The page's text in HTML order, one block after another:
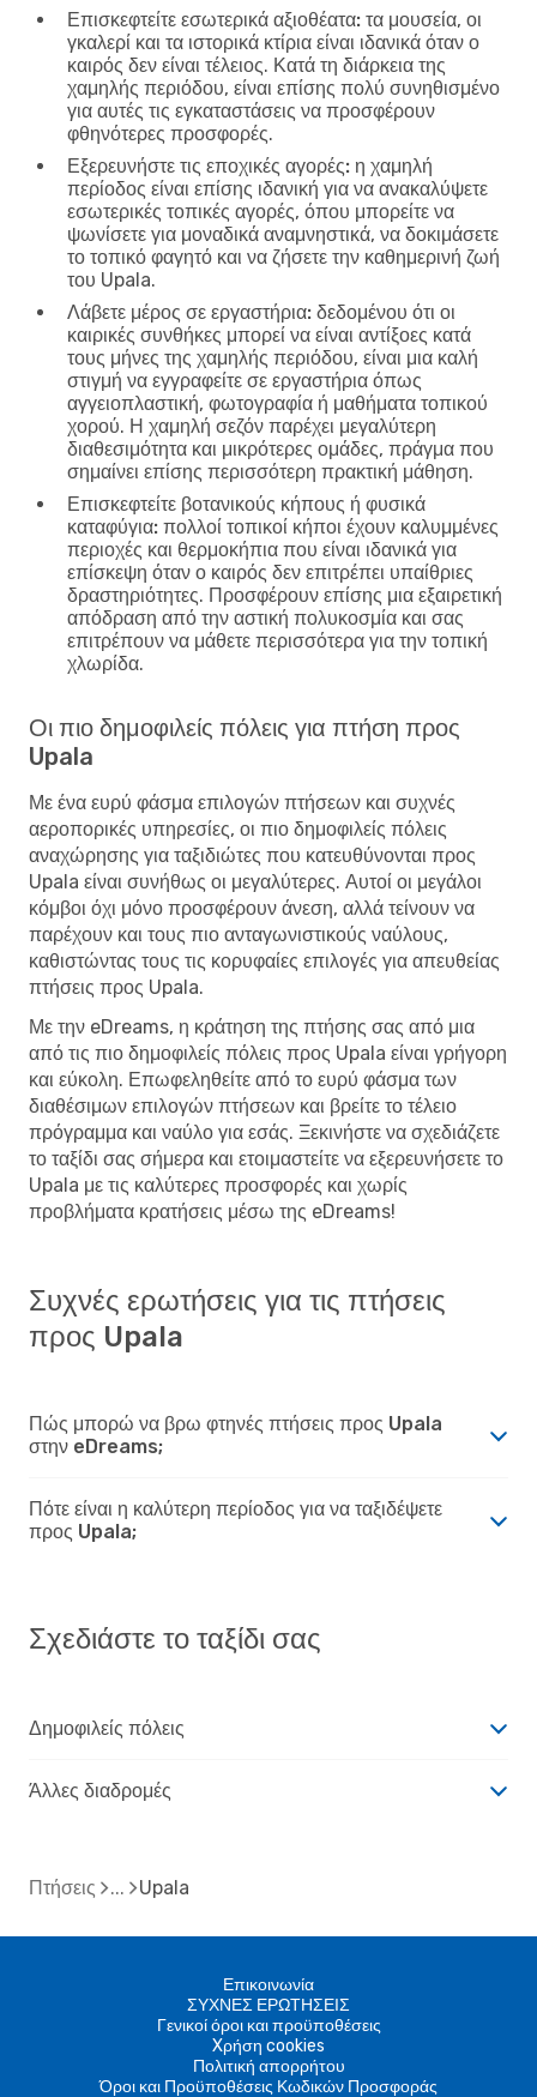
Επισκεφτείτε εσωτερικά αξιοθέατα: τα μουσεία, οι
γκαλερί και τα ιστορικά κτίρια είναι ιδανικά όταν ο
καιρός δεν είναι τέλειος. Κατά τη διάρκεια της
χαμηλής περιόδου, είναι επίσης πολύ συνηθισμένο
για αυτές τις εγκαταστάσεις να προσφέρουν
φθηνότερες προσφορές.
Εξερευνήστε τις εποχικές αγορές: η χαμηλή
περίοδος είναι επίσης ιδανική για να ανακαλύψετε
εσωτερικές τοπικές αγορές, όπου μπορείτε να
ψωνίσετε για μοναδικά αναμνηστικά, να δοκιμάσετε
το τοπικό φαγητό και να ζήσετε την καθημερινή ζωή
του Upala.
Λάβετε μέρος σε εργαστήρια: δεδομένου ότι οι
καιρικές συνθήκες μπορεί να είναι αντίξοες κατά
τους μήνες της χαμηλής περιόδου, είναι μια καλή
στιγμή να εγγραφείτε σε εργαστήρια όπως
αγγειοπλαστική, φωτογραφία ή μαθήματα τοπικού
χορού. Η χαμηλή σεζόν παρέχει μεγαλύτερη
διαθεσιμότητα και μικρότερες ομάδες, πράγμα που
σημαίνει επίσης περισσότερη πρακτική μάθηση.
Επισκεφτείτε βοτανικούς κήπους ή φυσικά
καταφύγια: πολλοί τοπικοί κήποι έχουν καλυμμένες
περιοχές και θερμοκήπια που είναι ιδανικά για
επίσκεψη όταν ο καιρός δεν επιτρέπει υπαίθριες
δραστηριότητες. Προσφέρουν επίσης μια εξαιρετική
απόδραση από την αστική πολυκοσμία και σας
επιτρέπουν να μάθετε περισσότερα για την τοπική
χλωρίδα.
Οι πιο δημοφιλείς πόλεις για πτήση προς
Upala
Με ένα ευρύ φάσμα επιλογών πτήσεων και συχνές
αεροπορικές υπηρεσίες, οι πιο δημοφιλείς πόλεις
αναχώρησης για ταξιδιώτες που κατευθύνονται προς
Upala είναι συνήθως οι μεγαλύτερες. Αυτοί οι μεγάλοι
κόμβοι όχι μόνο προσφέρουν άνεση, αλλά τείνουν να
παρέχουν και τους πιο ανταγωνιστικούς ναύλους,
καθιστώντας τους τις κορυφαίες επιλογές για απευθείας
πτήσεις προς Upala.
Με την eDreams, η κράτηση της πτήσης σας από μια
από τις πιο δημοφιλείς πόλεις προς Upala είναι γρήγορη
και εύκολη. Επωφεληθείτε από το ευρύ φάσμα των
διαθέσιμων επιλογών πτήσεων και βρείτε το τέλειο
πρόγραμμα και ναύλο για εσάς. Ξεκινήστε να σχεδιάζετε
το ταξίδι σας σήμερα και ετοιμαστείτε να εξερευνήσετε το
Upala με τις καλύτερες προσφορές και χωρίς
προβλήματα κρατήσεις μέσω της eDreams!
Συχνές ερωτήσεις για τις πτήσεις
προς Upala
Πώς μπορώ να βρω φτηνές πτήσεις προς Upala
στην eDreams;
Πότε είναι η καλύτερη περίοδος για να ταξιδέψετε
προς Upala;
Σχεδιάστε το ταξίδι σας
Δημοφιλείς πόλεις
Άλλες διαδρομές
Πτήσεις Upala
Επικοινωνία
ΣΥΧΝΕΣ ΕΡΩΤΗΣΕΙΣ
Γενικοί όροι και προϋποθέσεις
Xρήση cookies
Πολιτική απορρήτου
Όροι και Προϋποθέσεις Κωδικών Προσφοράς